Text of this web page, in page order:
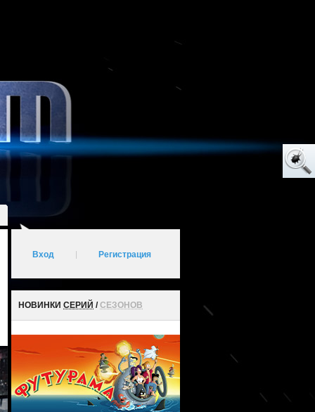
Вход Регистрация
НОВИНКИ СЕРИЙ /СЕЗОНОВ